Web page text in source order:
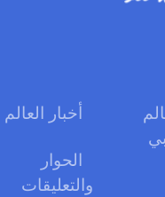
أخبار العالم
الحوار
والتعليقات